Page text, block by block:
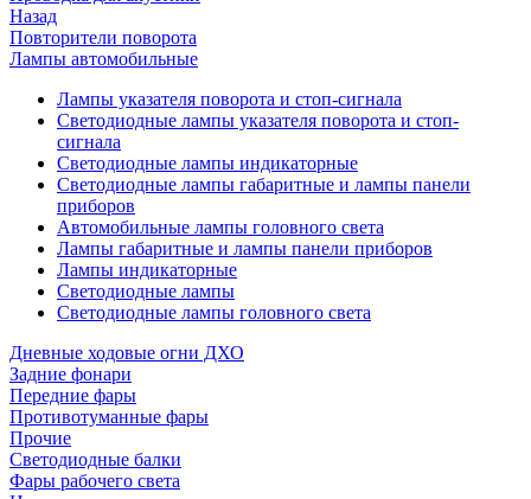
Назад
Повторители поворота
Лампы автомобильные
Лампы указателя поворота и стоп-сигнала
Светодиодные лампы указателя поворота и стоп-
сигнала
Светодиодные лампы индикаторные
Светодиодные лампы габаритные и лампы панели
приборов
Автомобильные лампы головного света
Лампы габаритные и лампы панели приборов
Лампы индикаторные
Светодиодные лампы
Светодиодные лампы головного света
Дневные ходовые огни ДХО
Задние фонари
Передние фары
Противотуманные фары
Прочие
Светодиодные балки
Фары рабочего света